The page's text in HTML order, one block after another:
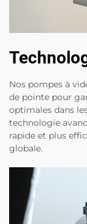
Nos pompes à
de pointe pour
optimales dans
technologie
rapide et plus
globale.